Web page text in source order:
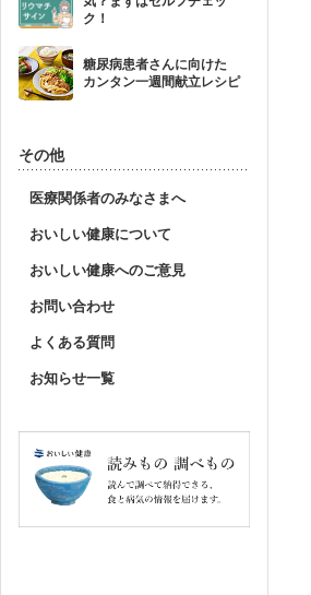
ク！
糖尿病患者さんに向けた
カンタン一週間献立レシピ
その他
医療関係者のみなさまへ
おいしい健康について
おいしい健康へのご意見
お問い合わせ
よくある質問
お知らせ一覧